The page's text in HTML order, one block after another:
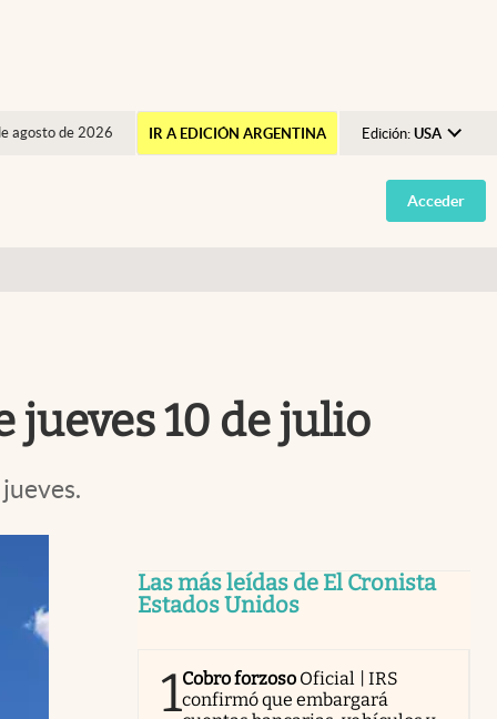
agosto de 2026 IR A EDICIÓN ARGENTINA Edición: USA
Argentina
España
Acceder
jueves 10 de julio
Las más leídas de El Cronista
Estados Unidos
1Cobro forzoso Oficial | IRS
confirmó que embargará